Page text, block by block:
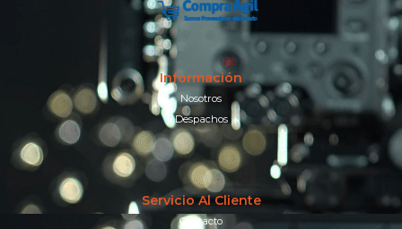
Información
Nosotros
Despachos
Servicio Al Cliente
Contacto